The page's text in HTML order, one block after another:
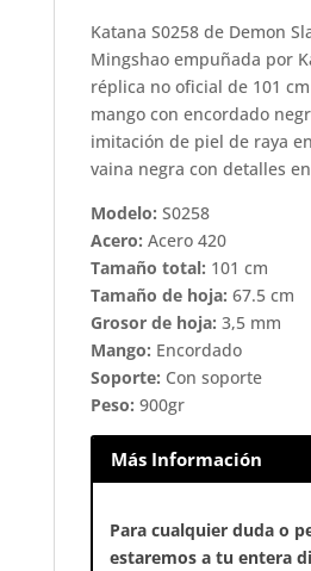
Katana S0258 de Demon
Mingshao empuñada por
réplica no oficial de 101
mango con encordado
imitación de piel de raya
vaina negra con detalles
Modelo: S0258
Acero: Acero 420
Tamaño total: 101 cm
Tamaño de hoja: 67.5 cm
Grosor de hoja: 3,5 mm
Mango: Encordado
Soporte: Con soporte
Peso: 900gr
Más Información
Para cualquier duda o
estaremos a tu entera